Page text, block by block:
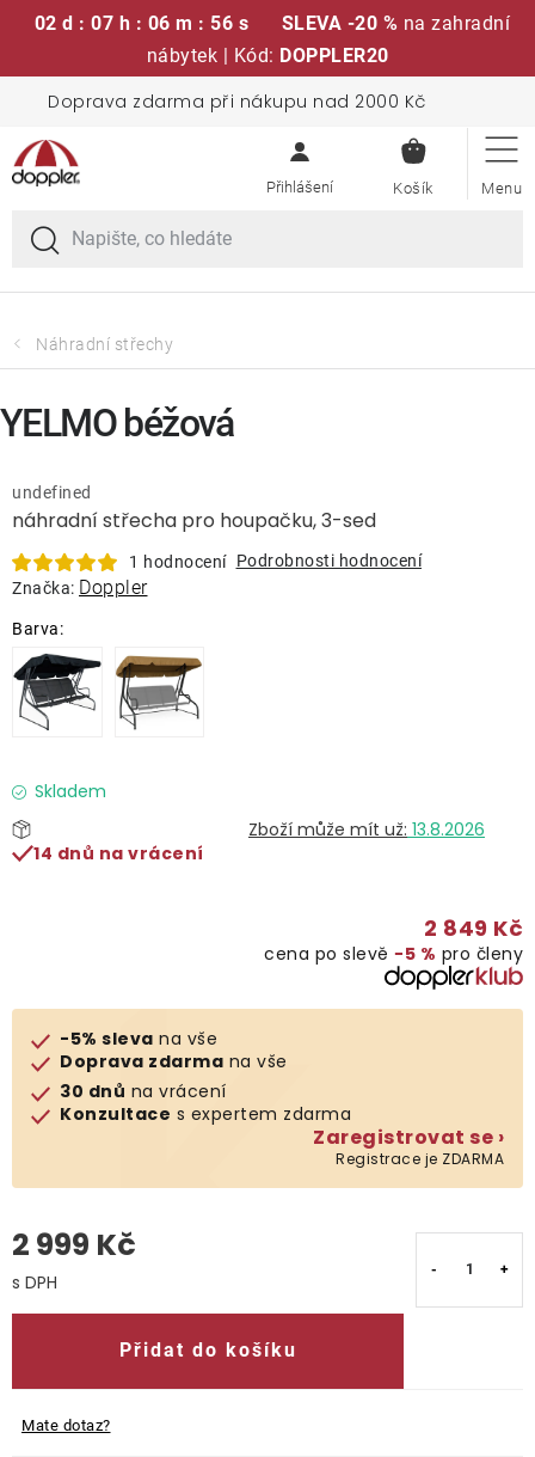
02 d : 07 h : 06 m : 56 s SLEVA -20 % na zahradní
nábytek | Kód: DOPPLER20
obsah
Doprava zdarma při nákupu nad 2000 Kč
KOŠÍK
Sedací soupravy
Slunečníky
Křesla a židle
Deštníky
Naše katalogy
O nás
Náhradní střechy
náhradní střecha pro houpačku, 3-sed
undefined
1 hodnocení Podrobnosti hodnocení
Značka: Doppler
Skladem
13.8.2026
14 dnů na vrácení
2 849 Kč
cena po slevě −5 % pro členy
-5% sleva na vše
Doprava zdarma na vše
30 dnů na vrácení
Konzultace s expertem zdarma
Zaregistrovat se ›
Registrace je ZDARMA
2 999 Kč
Přidat do košíku
Mate dotaz?
YELMO béžová